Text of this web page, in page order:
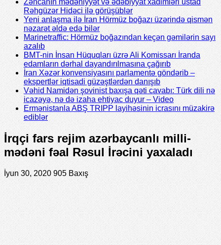
Rəhgüzər Hidəci ilə görüşüblər
Yeni anlaşma ilə İran Hörmüz boğazı üzərində qismən
nəzarət əldə edə bilər
Marinetraffic: Hörmüz boğazından keçən gəmilərin sayı
azalıb
BMT-nin İnsan Hüquqları üzrə Ali Komissarı İranda
edamların dərhal dayandırılmasına çağırıb
İran Xəzər konvensiyasını parlamentə göndərib –
ekspertlər iqtisadi güzəştlərdən danışıb
Vəhid Namidən şovinist baxışa qəti cavabı: Türk dili nə
icazəyə, nə də izaha ehtiyac duyur – Video
Ermənistanla ABŞ TRIPP layihəsinin icrasını müzakirə
ediblər
İrqçi fars rejim azərbaycanlı milli-
mədəni fəal Rəsul İrəcini yaxaladı
İyun 30, 2020 905 Baxış